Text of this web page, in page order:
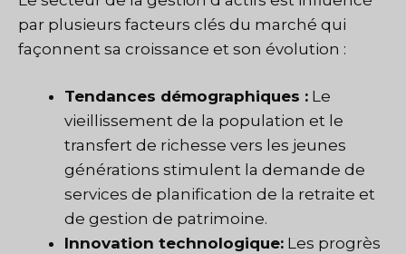
par plusieurs facteurs clés du marché qui
façonnent sa croissance et son évolution :
Tendances démographiques : Le
vieillissement de la population et le
transfert de richesse vers les jeunes
générations stimulent la demande de
services de planification de la retraite et
de gestion de patrimoine.
Innovation technologique: Les progrès